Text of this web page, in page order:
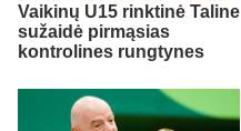
Vaikinų U15 rinktinė Taline
sužaidė pirmąsias
kontrolines rungtynes